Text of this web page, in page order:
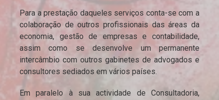
Para a prestação daqueles serviços conta-se com a
colaboração de outros profissionais das áreas da
economia, gestão de empresas e contabilidade,
assim como se desenvolve um permanente
intercâmbio com outros gabinetes de advogados e
consultores sediados em vários países.
Em paralelo à sua actividade de Consultadoria,